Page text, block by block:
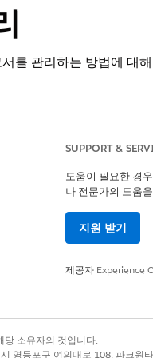
를 관리하는 방법에 대해
권한 집합
적합니다.
SUPPORT &
도움이 필요한 경
나 전문가의 도움
지원 받기
제공자 Experience
소유자의 것입니다.
영등포구 여의대로 108, 파크원